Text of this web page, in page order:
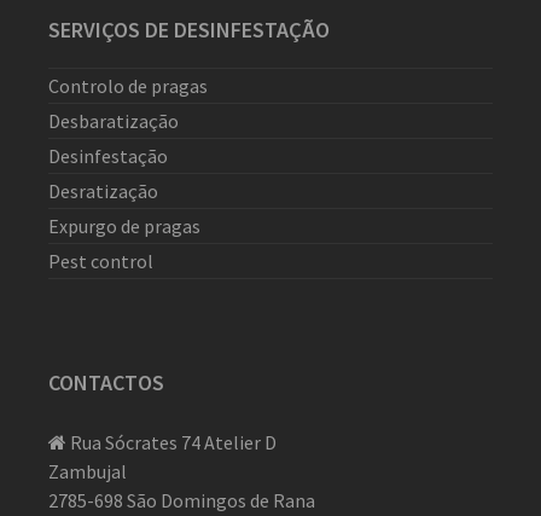
SERVIÇOS DE DESINFESTAÇÃO
Controlo de pragas
Desbaratização
Desinfestação
Desratização
Expurgo de pragas
Pest control
CONTACTOS
Rua Sócrates 74 Atelier D
Zambujal
2785-698 São Domingos de Rana